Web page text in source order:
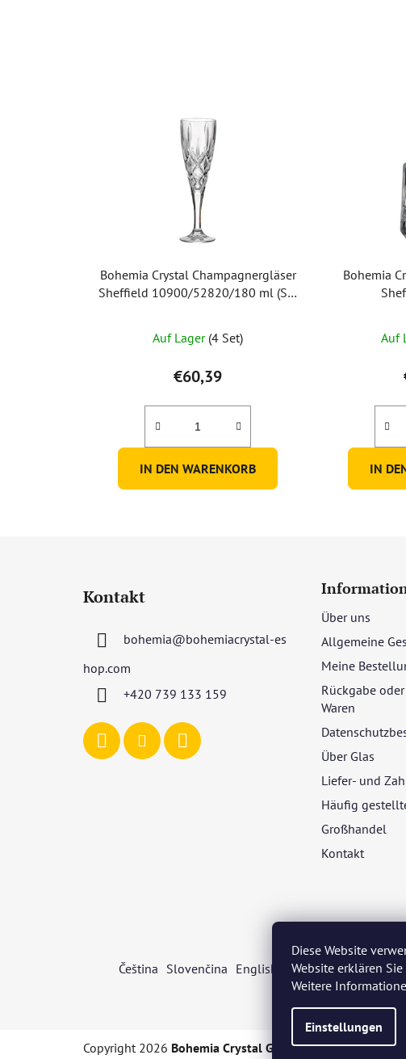
Diese Website
Website erklären
Weitere
Einstellungen
Bohemia Crystal Champagnergläser
Sheffield 10900/52820/180 ml (Set
Auf Lager (4 Set)
€60,39
IN DEN WARENKORB
Bohemia
Auf
IN
Kontakt
bohemia@bohemiacrystal-es
hop.com
+420 739 133 159
Über uns
Allgemeine
Meine
Rückgabe
Waren
Über Glas
Liefer- und
Häufig
Großhandel
Kontakt
Čeština Slovenčina English Deutsch Magyar
Copyright 2026 Bohemia Crystal Glass. Alle Rechte